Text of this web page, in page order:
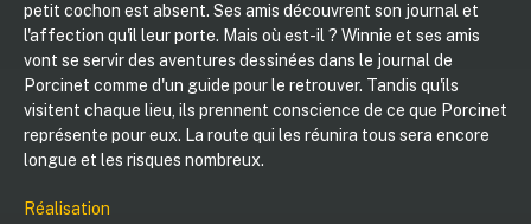
petit cochon est absent. Ses amis découvrent son journal et
l'affection qu'il leur porte. Mais où est-il ? Winnie et ses amis
vont se servir des aventures dessinées dans le journal de
Porcinet comme d'un guide pour le retrouver. Tandis qu'ils
visitent chaque lieu, ils prennent conscience de ce que Porcinet
représente pour eux. La route qui les réunira tous sera encore
longue et les risques nombreux.
Réalisation